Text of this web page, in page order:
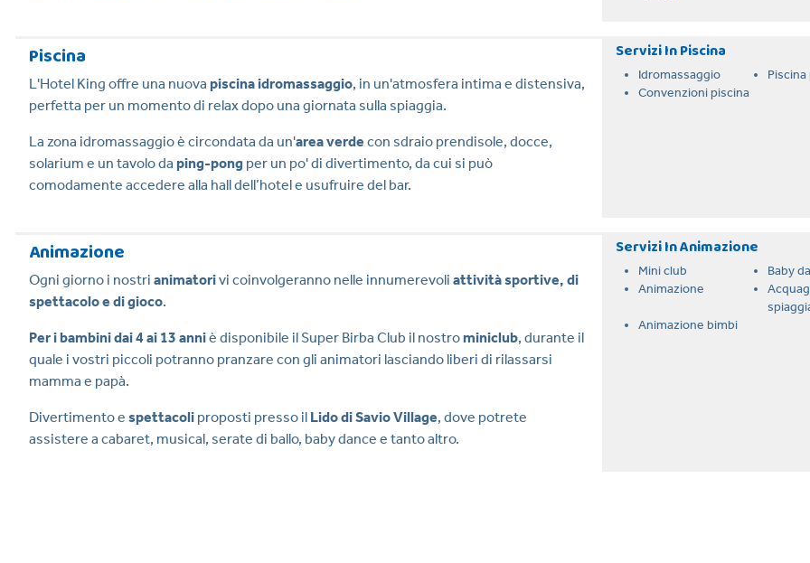
Piscina
L'Hotel King offre una nuova piscina idromassaggio, in un'atmosfera intima e distensiva,
perfetta per un momento di relax dopo una giornata sulla spiaggia.
La zona idromassaggio è circondata da un'area verde con sdraio prendisole, docce,
solarium e un tavolo da ping-pong per un po' di divertimento, da cui si può
comodamente accedere alla hall dell’hotel e usufruire del bar.
Servizi In Piscina
Idromassaggio
Convenzioni piscina
Animazione
Ogni giorno i nostri animatorivi coinvolgeranno nelle innumerevoli attività sportive, di
spettacolo e di gioco.
Per i bambini dai 4 ai 13 anniè disponibile il Super Birba Club il nostrominiclub, durante il
quale i vostri piccoli potranno pranzare con gli animatori lasciando liberi di rilassarsi
mamma e papà.
Divertimento e spettacoli proposti presso il Lido di Savio Village, dove potrete
assistere a cabaret, musical, serate di ballo, baby dance e tanto altro.
Servizi In Animazione
Mini club
Baby
Animazione
Animazione bimbi